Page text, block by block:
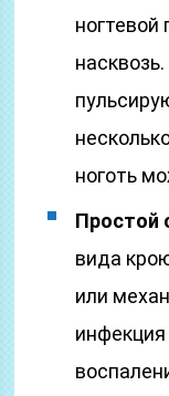
ногтевой
ноготь
Простой
вида
или
инфекция